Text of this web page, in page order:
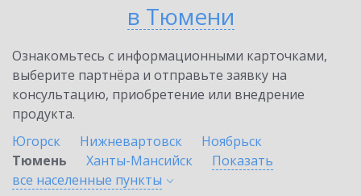
в Тюмени
Ознакомьтесь с информационными карточками,
выберите партнёра и отправьте заявку на
консультацию, приобретение или внедрение
продукта.
Югорск
Нижневартовск
Ноябрьск
Тюмень
Ханты-Мансийск
Показать
все населенные пункты